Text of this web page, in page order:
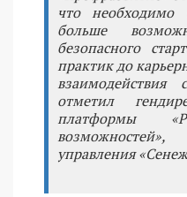
что необходимо
больше
безопасного
практик до
взаимодействия
отметил
платформы
управления